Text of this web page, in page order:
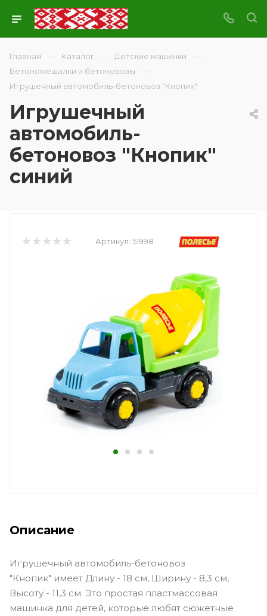
Главная — Каталог — Детские машинки —
Бетономешалки и бетоновозы —
Игрушечный автомобиль-бетоновоз "Кнопик"
Игрушечный
автомобиль-
бетоновоз "Кнопик"
синий
Артикул: 51998
Описание
Игрушечный автомобиль-бетоновоз
"Кнопик" имеет Длину - 18 см, Ширину - 8,3 см,
Высоту - 11,3 см. Это простая пластмассовая
машинка для детей, которые любят сюжетные